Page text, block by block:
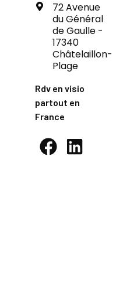
72 Avenue
du Général
de Gaulle -
17340
Châtelaillon-
Plage
Rdv en visio
partout en
France